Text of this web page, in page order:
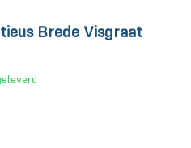
Brede Visgraat